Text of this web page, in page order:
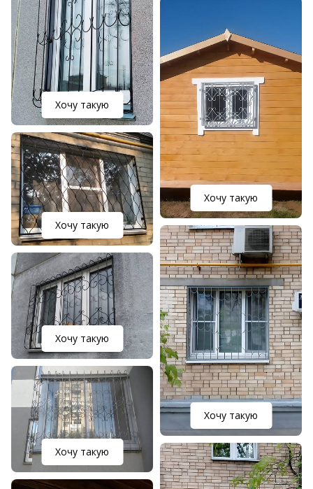
Хочу такую
Хочу такую
Хочу такую
Хочу такую
Хочу такую
Хочу такую